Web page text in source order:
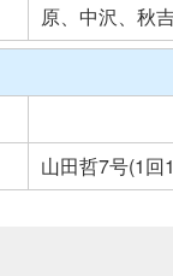
原、中沢、秋
山田哲7号(1回